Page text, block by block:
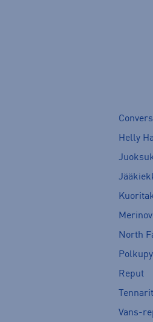
Helly
North
Reput
Tennarit
Vans-